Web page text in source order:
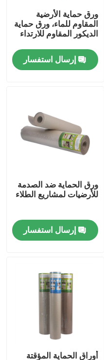
ورق حماية الأرضية
المقاوم للماء، ورق حماية
الديكور المقاوم للارتداء
إرسال استفسار
ورق الحماية ضد الصدمة
للأرضيات لمشاريع الطلاء
إرسال استفسار
أوراق الحماية المؤقتة